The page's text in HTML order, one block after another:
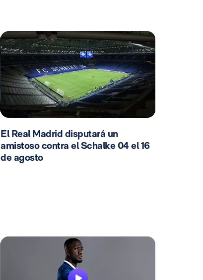
El Real Madrid disputará un
amistoso contra el Schalke 04 el 16
de agosto